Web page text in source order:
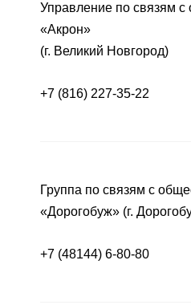
Управление по связям
«Акрон»
(г. Великий Новгород)
+7 (816) 227-35-22
Группа по связям с
«Дорогобуж» (г.
+7 (48144) 6-80-80